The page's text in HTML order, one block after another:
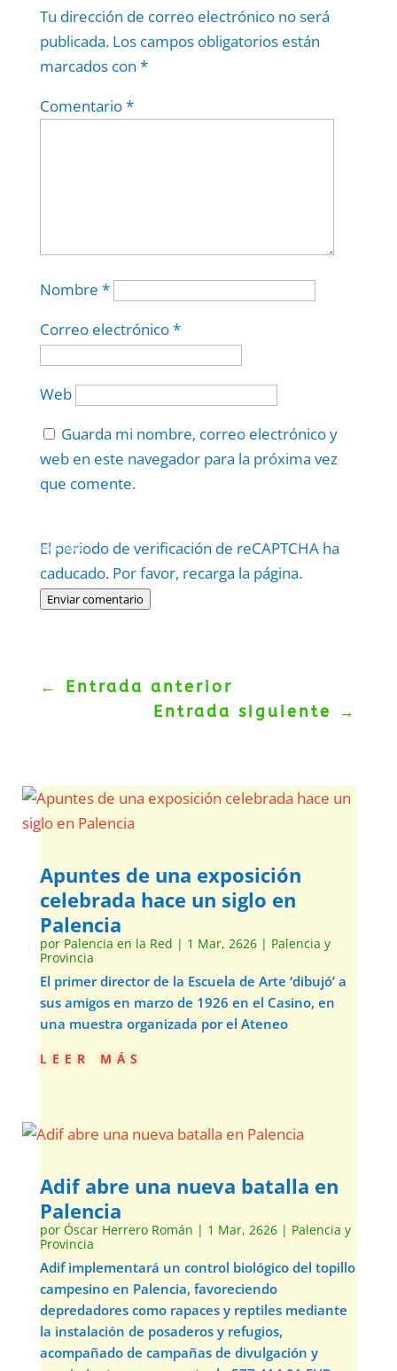
Tu dirección de correo electrónico no será
publicada. Los campos obligatorios están
marcados con *
Comentario*
Nombre *
Correo electrónico*
Web
Guarda mi nombre, correo electrónico y
web en este navegador para la próxima vez
que comente.
El periodo de verificación de reCAPTCHA ha
caducado. Por favor, recarga la página.
Enviar comentario
Politica–Términos.
← Entrada anterior
Entrada siguiente
→
Apuntes de una exposición
celebrada hace un siglo en
Palencia
por Palencia en la Red | 1 Mar, 2626| Palencia y
Provincia
El primer director de la Escuela de Arte ‘dibujó’ a
sus amigos en marzo de 1926 en el Casino, en
una muestra organizada por el Ateneo
leer más
Adif abre una nueva batalla en
Palencia
por Óscar Herrero Román | 1 Mar, 2626| Palencia y
Provincia
Adif implementará un control biológico del topillo
campesino en Palencia, favoreciendo
depredadores como rapaces y reptiles mediante
la instalación de posaderos y refugios,
acompañado de campañas de divulgación y